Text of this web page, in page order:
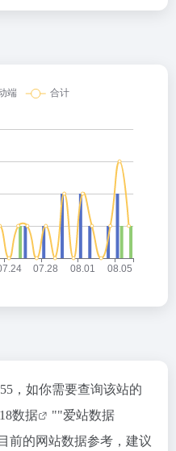
，如你需要查询该站的
数据 ""爱站数据
前的网站数据参考，建议